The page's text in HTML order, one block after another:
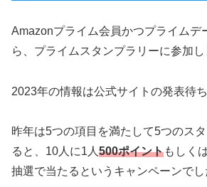
Amazonプライム会員かつプライムデ
ら、プライムスタンプラリーに参加し
2023年の情報は公式サイトの発表待ち
昨年は5つの項目を満たして5つのス
ると、10人に1人500ポイントもしく
抽選で当たるというキャンペーンでし